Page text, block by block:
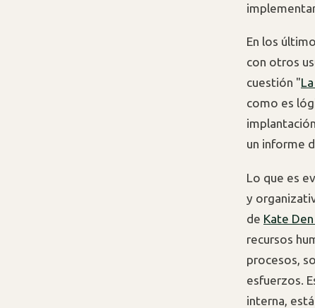
En los
con otros
cuestión "
como es
un informe
Lo que es
y
de Kate
recursos
procesos,
esfuerzos.
interna,